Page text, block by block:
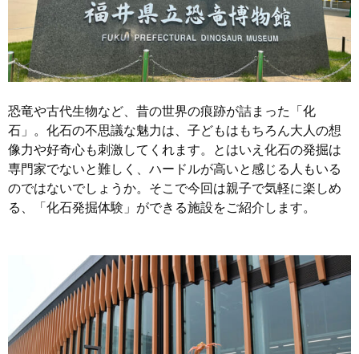
恐竜や古代生物など、昔の世界の痕跡が詰まった「化
石」。化石の不思議な魅力は、子どもはもちろん大人の想
像力や好奇心も刺激してくれます。とはいえ化石の発掘は
専門家でないと難しく、ハードルが高いと感じる人もいる
のではないでしょうか。そこで今回は親子で気軽に楽しめ
る、「化石発掘体験」ができる施設をご紹介します。